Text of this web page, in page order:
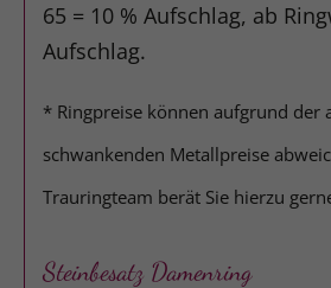
65 = 10 % Aufschlag, ab
Aufschlag.
* Ringpreise können aufgrund der
schwankenden Metallpreise
Trauringteam berät Sie hierzu
Steinbesatz Damenring